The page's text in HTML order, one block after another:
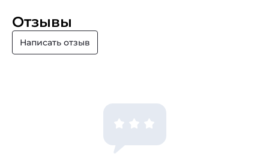
Отзывы
Написать отзыв